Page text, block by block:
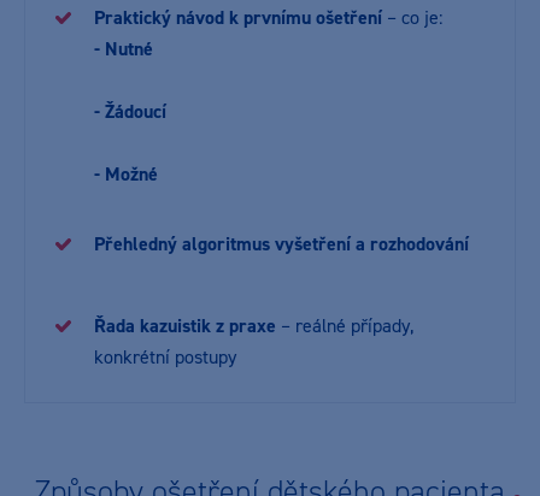
Praktický návod k prvnímu ošetření – co je:
- Nutné
- Žádoucí
- Možné
Přehledný algoritmus vyšetření a rozhodování
Řada kazuistik z praxe – reálné případy,
konkrétní postupy